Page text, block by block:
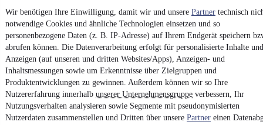
Wir benötigen Ihre Einwilligung, damit wir und unsere Partner technisch
notwendige Cookies und ähnliche Technologien einsetzen und so
personenbezogene Daten (z. B. IP-Adresse) auf Ihrem Endgerät speichern
abrufen können. Die Datenverarbeitung erfolgt für personalisierte Inhalte und
Anzeigen (auf unseren und dritten Websites/Apps), Anzeigen- und
Inhaltsmessungen sowie um Erkenntnisse über Zielgruppen und
Produktentwicklungen zu gewinnen. Außerdem können wir so Ihre
Nutzererfahrung innerhalb unserer Unternehmensgruppe verbessern, Ihr
Nutzungsverhalten analysieren sowie Segmente mit pseudonymisierten
Nutzerdaten zusammenstellen und Dritten über unsere Partner einen
Unfallfrei•EZ 04/2005• 229.000 km•110 kW (150 PS)•
Kontakt
¹MwSt. ausweisbar